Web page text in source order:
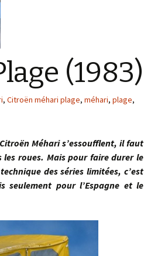
(1983)
, Citroën méhari plage, méhari, plage,
Méhari s’essoufflent, il faut
les roues. Mais pour faire durer le
des séries limitées, c’est
seulement pour l’Espagne et le